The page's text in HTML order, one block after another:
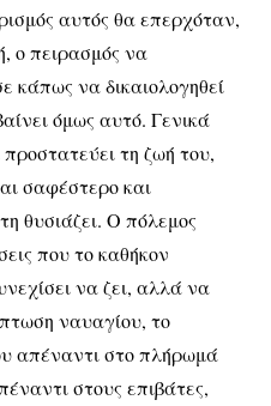
αυτός θα επερχόταν,
ο πειρασμός να
κάπως να δικαιολογηθεί
όμως αυτό. Γενικά
τη ζωή του,
σαφέστερο και
θυσιάζει. Ο πόλεμος
που το καθήκον
να ζει, αλλά να
ναυαγίου, το
απέναντι στο πλήρωμά
στους επιβάτες,